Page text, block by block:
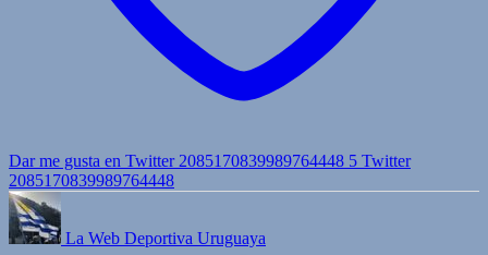
Dar me gusta en Twitter 2085170839989764448 5 Twitter
2085170839989764448
La Web Deportiva Uruguaya